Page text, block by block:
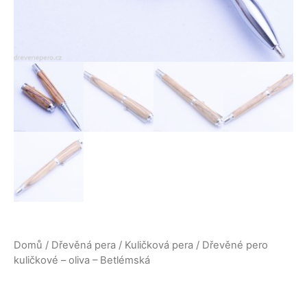
Domů / Dřevěná pera / Kuličková pera / Dřevěné pero
kuličkové – oliva – Betlémská